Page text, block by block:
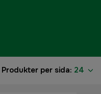
Produkter per sida: 24